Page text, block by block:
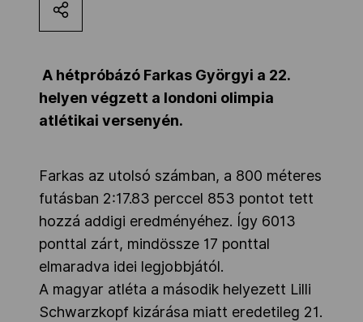
Kettőskarrier-program
NOB
OVEP
Adatbank
A hétpróbázó Farkas Györgyi a 22.
helyen végzett a londoni olimpia
atlétikai versenyén.
Farkas az utolsó számban, a 800 méteres
futásban 2:17.83 perccel 853 pontot tett
hozzá addigi eredményéhez. Így 6013
ponttal zárt, mindössze 17 ponttal
elmaradva idei legjobbjától.
A magyar atléta a második helyezett Lilli
Schwarzkopf kizárása miatt eredetileg 21.